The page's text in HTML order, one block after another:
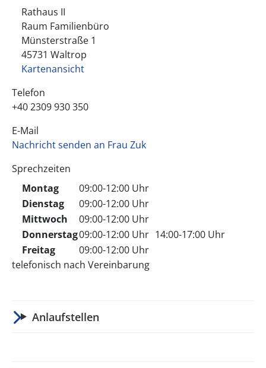
Rathaus II
Raum Familienbüro
Münsterstraße 1
45731 Waltrop
Kartenansicht
Telefon
+40 2309 930 350
E-Mail
Nachricht senden an Frau Zuk
Sprechzeiten
Montag
09:00-12:00 Uhr
Dienstag
09:00-12:00 Uhr
Mittwoch
09:00-12:00 Uhr
Donnerstag09:00-12:00 Uhr 14:00-17:00 Uhr
Freitag
09:00-12:00 Uhr
telefonisch nach Vereinbarung
Anlaufstellen